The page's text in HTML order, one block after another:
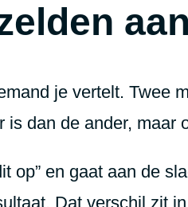
je vertelt. Twee
is dan de ander, maar
op” en gaat aan de
Dat verschil zit